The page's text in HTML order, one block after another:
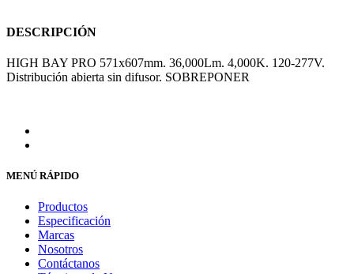
DESCRIPCIÓN
HIGH BAY PRO 571x607mm. 36,000Lm. 4,000K. 120-277V.
Distribución abierta sin difusor. SOBREPONER
MENÚ RÁPIDO
Productos
Especificación
Marcas
Nosotros
Contáctanos